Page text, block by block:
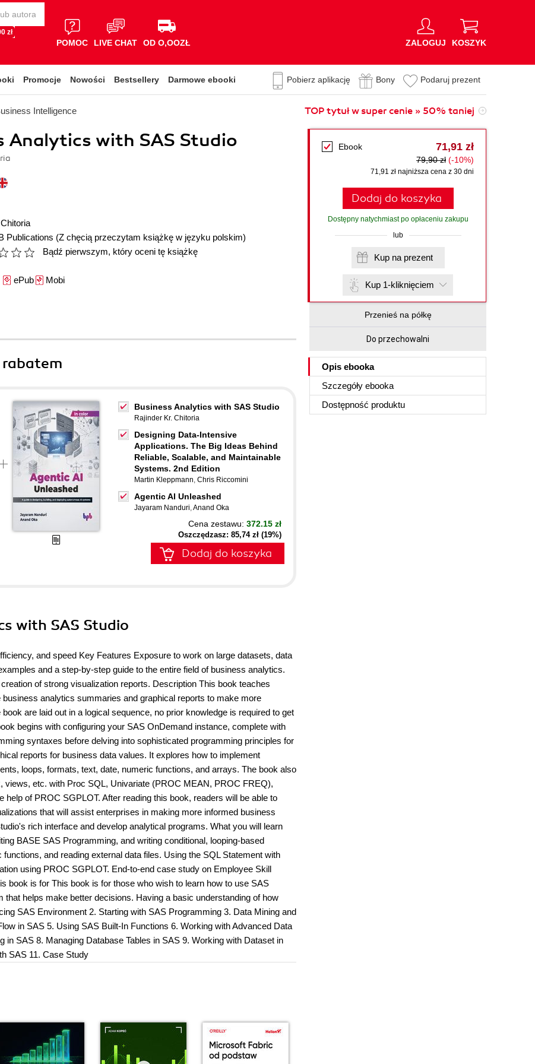
zł
POMOC LIVE CHAT OD O,OOZŁ ZALOGUJ KOSZYK
Promocje Nowości Bestsellery Darmowe ebooki Pobierz aplikację Bony Podaruj prezent
Intelligence TOP tytuł w super cenie » 50% taniej
Analytics with SAS Studio
Publications (Z chęcią przeczytam książkę w języku polskim)
Bądź pierwszym, który oceni tę książkę
ePubMobi
Ebook 71,91 zł
79,90 zł (-10%)
71,91 zł najniższa cena z 30 dni
Dodaj do koszyka
Dostępny natychmiast po opłaceniu zakupu
lub
Kup na prezent
Kup 1-kliknięciem
Przenieś na półkę
Do przechowalni
Opis ebooka
Szczegóły ebooka
Dostępność produktu
Business Analytics with SAS Studio
Rajinder Kr. Chitoria
Designing Data-Intensive
Applications. The Big Ideas Behind
Reliable, Scalable, and Maintainable
Systems. 2nd Edition
Martin Kleppmann, Chris Riccomini
Agentic AI Unleashed
Jayaram Nanduri,Anand Oka
Cena zestawu: 372.15 zł
Oszczędzasz: 85,74 zł (19%)
Dodaj do koszyka
with SAS Studio
and speed Key Features Exposure to work on large datasets, data
and a step-by-step guide to the entire field of business analytics.
of strong visualization reports. Description This book teaches
analytics summaries and graphical reports to make more
are laid out in a logical sequence, no prior knowledge is required to get
begins with configuring your SAS OnDemand instance, complete with
syntaxes before delving into sophisticated programming principles for
reports for business data values. It explores how to implement
loops, formats, text, date, numeric functions, and arrays. The book also
views, etc. with Proc SQL, Univariate (PROC MEAN, PROC FREQ),
of PROC SGPLOT. After reading this book, readers will be able to
that will assist enterprises in making more informed business
rich interface and develop analytical programs. What you will learn
BASE SAS Programming, and writing conditional, looping-based
and reading external data files. Using the SQL Statement with
using PROC SGPLOT. End-to-end case study on Employee Skill
book is for This book is for those who wish to learn how to use SAS
helps make better decisions. Having a basic understanding of how
SAS Environment 2. Starting with SAS Programming 3. Data Mining and
in SAS 5. Using SAS Built-In Functions 6. Working with Advanced Data
in SAS 8. Managing Database Tables in SAS 9. Working with Dataset in
SAS 11. Case Study